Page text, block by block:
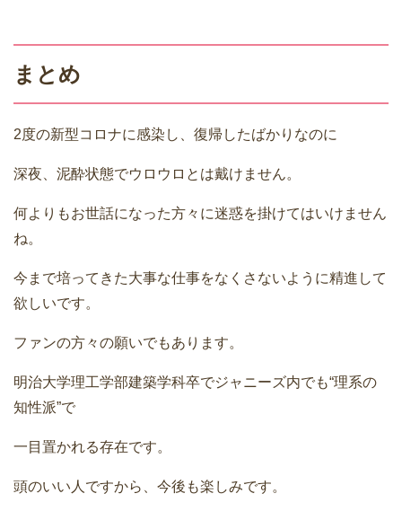
まとめ
2度の新型コロナに感染し、復帰したばかりなのに
深夜、泥酔状態でウロウロとは戴けません。
何よりもお世話になった方々に迷惑を掛けてはいけません
ね。
今まで培ってきた大事な仕事をなくさないように精進して
欲しいです。
ファンの方々の願いでもあります。
明治大学理工学部建築学科卒でジャニーズ内でも“理系の
知性派”で
一目置かれる存在です。
頭のいい人ですから、今後も楽しみです。